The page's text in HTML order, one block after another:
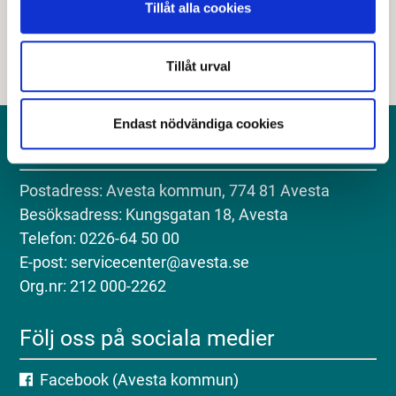
Tillåt alla cookies
Tillåt urval
Endast nödvändiga cookies
Kontakt
Postadress: Avesta kommun, 774 81 Avesta
Besöksadress: Kungsgatan 18, Avesta
Telefon: 0226-64 50 00
E-post: servicecenter@avesta.se
Org.nr: 212 000-2262
Följ oss på sociala medier
Facebook (Avesta kommun)